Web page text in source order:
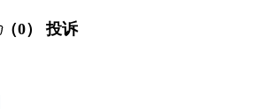
（0） 投诉